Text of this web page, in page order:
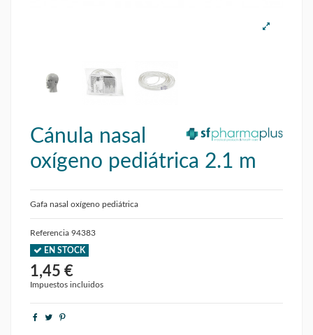
Cánula nasal
oxígeno pediátrica 2.1 m
Gafa nasal oxígeno pediátrica
Referencia 94383
EN STOCK
1,45 €
Impuestos incluidos